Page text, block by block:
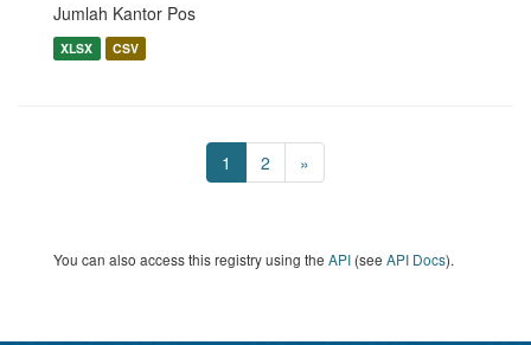
Jumlah Kantor Pos
XLSX CSV
1 2 »
You can also access this registry using the API (see API Docs).